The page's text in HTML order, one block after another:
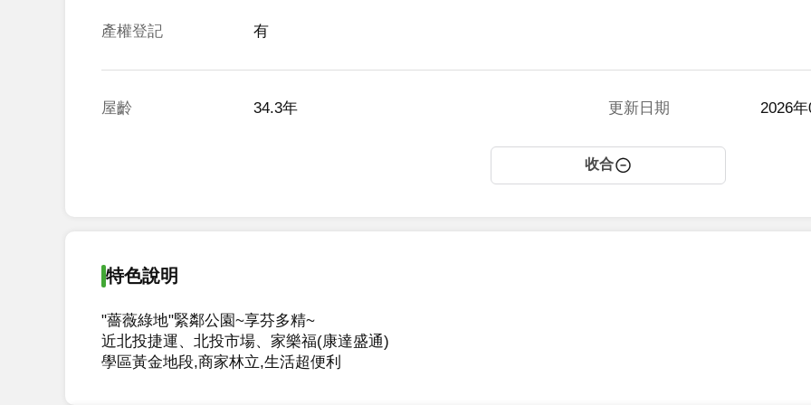
產權登記 有
屋齡 34.3年 更新日期 2026
收合
特色說明
"薔薇綠地"緊鄰公園~享芬多精~
近北投捷運、北投市場、家樂福(康達盛通)
學區黃金地段,商家林立,生活超便利